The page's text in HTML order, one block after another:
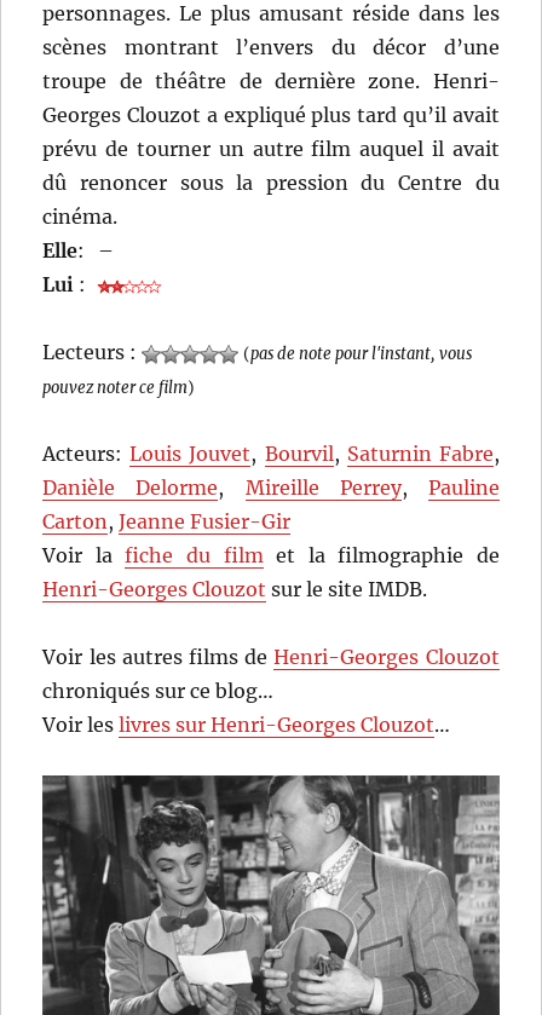
personnages. Le plus amusant réside dans les
scènes montrant l’envers du décor d’une
troupe de théâtre de dernière zone. Henri-
Georges Clouzot a expliqué plus tard qu’il avait
prévu de tourner un autre film auquel il avait
dû renoncer sous la pression du Centre du
cinéma.
Elle:
–
Lui :
Lecteurs : (pas de note pour l'instant, vous
pouvez noter ce film)
Acteurs:Louis Jouvet, Bourvil, Saturnin Fabre,
Danièle Delorme, Mireille Perrey, Pauline
Carton,Jeanne Fusier-Gir
Voir lafiche du filmet la filmographie de
Henri-Georges Clouzot sur le site IMDB.
Voir les autres films deHenri-Georges Clouzot
chroniqués sur ce blog…
Voir leslivres sur Henri-Georges Clouzot…